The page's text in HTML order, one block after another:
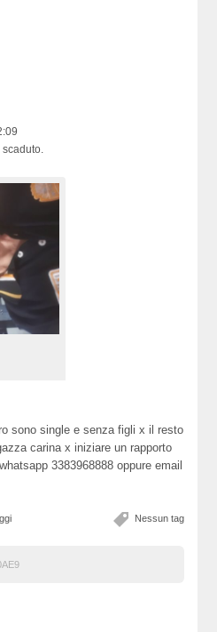
scaduto.
sono single e senza figli x il resto
carina x iniziare un rapporto
3383968888 oppure email
Nessun tag